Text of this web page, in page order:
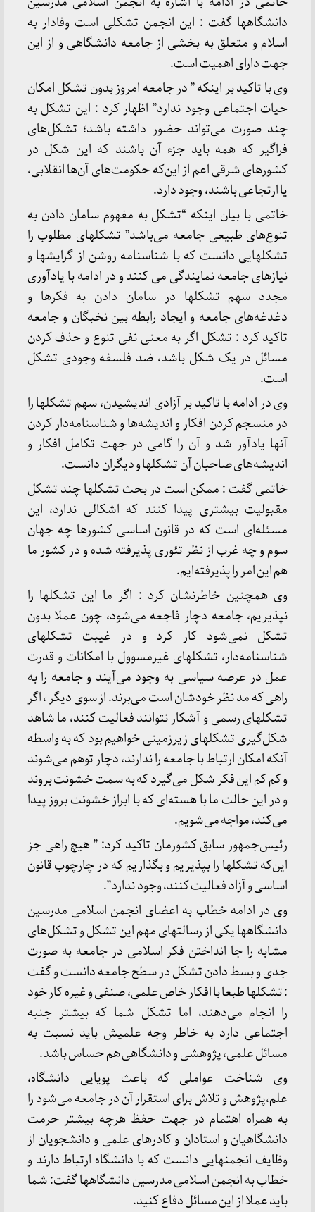
دانشگاهها گفت : این انجمن تشکلی است وفادار به
اسلام و متعلق به بخشی از جامعه دانشگاهی و از این
جهت دارای اهمیت است.
وی با تاکید بر اینکه ” در جامعه امروز بدون تشکل امکان
حیات اجتماعی وجود ندارد” اظهار کرد : این تشکل به
چند صورت می‌تواند حضور داشته باشد؛ تشکل‌های
فراگیر که همه باید جزء آن باشند که این شکل در
کشورهای شرقی اعم از این‌که حکومت‌های آن‌ها انقلابی،
یا ارتجاعی باشند، وجود دارد.
خاتمی با بیان اینکه “تشکل به مفهوم سامان دادن به
تنوع‌های طبیعی جامعه می‌باشد” تشکلهای مطلوب را
تشکلهایی دانست که با شناسنامه روشن از گرایشها و
نیازهای جامعه نمایندگی می کنند و در ادامه با یادآوری
مجدد سهم تشکلها در سامان دادن به فکرها و
دغدغه‌های جامعه و ایجاد رابطه بین نخبگان و جامعه
تاکید کرد : ‌تشکل اگر به معنی نفی تنوع و حذف کردن
مسائل در یک شکل باشد، ضد فلسفه وجودی تشکل
است.
وی در ادامه با تاکید بر آزادی اندیشیدن، سهم تشکلها را
در منسجم کردن افکار و اندیشه‌ها و شناسنامه‌دار کردن
آنها یادآور شد و آن را گامی در جهت تکامل افکار و
اندیشه‌های صاحبان آن تشکلها و دیگران دانست.
خاتمی گفت : ممکن است در بحث تشکلها چند تشکل
مقبولیت بیشتری پیدا کنند که اشکالی ندارد، این
مسئله‌ای است که در قانون اساسی کشورها چه جهان
سوم و چه غرب از نظر تئوری پذیرفته شده و در کشور ما
هم این امر را پذیرفته‌ایم.
وی همچنین خاطرنشان کرد : اگر ما این تشکلها را
نپذیریم، جامعه دچار فاجعه‌ می‌شود، چون عملا بدون
تشکل نمی‌شود کار کرد و در غیبت تشکلهای
شناسنامه‌دار، ‌تشکلهای غیرمسوول با امکانات و قدرت
عمل در عرصه سیاسی به وجود می‌آیند و جامعه را به
راهی که مد نظر خودشان است می‌برند. از سوی دیگر ، اگر
تشکلهای رسمی و آشکار نتوانند فعالیت کنند، ما شاهد
شکل‌گیری تشکلهای زیرزمینی خواهیم بود که به واسطه
آنکه امکان ارتباط با جامعه را ندارند، دچار توهم می‌شوند
و کم کم این فکر شکل می‌گیرد که به سمت خشونت بروند
و در این حالت ما با هسته‌ای که با ابراز خشونت بروز پیدا
می‌کند، مواجه می‌شویم.
رئیس‌جمهور سابق کشورمان تاکید کرد: ” هیچ راهی جز
این‌که تشکلها را بپذیریم و بگذاریم که در چارچوب قانون
اساسی و آزاد فعالیت کنند، وجود ندارد”.
وی در ادامه خطاب به اعضای انجمن اسلامی مدرسین
دانشگاهها یکی از رسالتهای مهم این تشکل و تشکل‌های
مشابه را جا انداختن فکر اسلامی در جامعه به صورت
جدی و بسط دادن تشکل در سطح جامعه دانست و گفت
: تشکلها طبعا با افکار خاص علمی، صنفی و غیره کار خود
را انجام می‌دهند، اما تشکل شما که بیشتر جنبه
اجتماعی دارد به خاطر وجه علمیش باید نسبت به
مسائل علمی، پژوهشی و دانشگاهی هم حساس باشد.
وی شناخت عواملی که باعث پویایی دانشگاه،
علم،‌پژوهش و تلاش برای استقرار آن در جامعه می‌شود را
به همراه اهتمام در جهت حفظ هرچه بیشتر حرمت
دانشگاهیان و استادان و کادرهای علمی و دانشجویان از
وظایف انجمنهایی دانست که با دانشگاه ارتباط دارند و
خطاب به انجمن اسلامی مدرسین دانشگاهها گفت: شما
باید عملا از این مسائل دفاع کنید.